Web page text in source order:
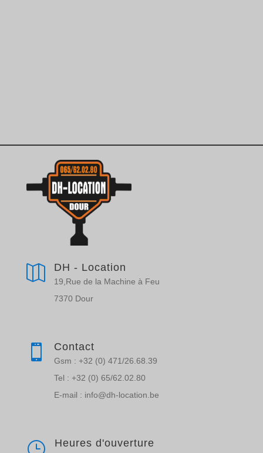
 DH - Location
19,Rue de la Machine à Feu
7370 Dour
 Contact
Gsm : +32 (0) 471/26.68.39
Tel : +32 (0) 65/62.02.80
E-mail : info@dh-location.be
} Heures d'ouverture